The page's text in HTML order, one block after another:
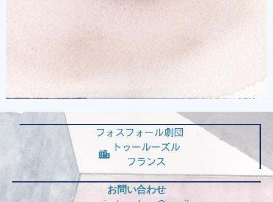
フォスフォール・メンバー紹介
フォスフォール劇団
トゥールーズル
フランス
お問い合わせ